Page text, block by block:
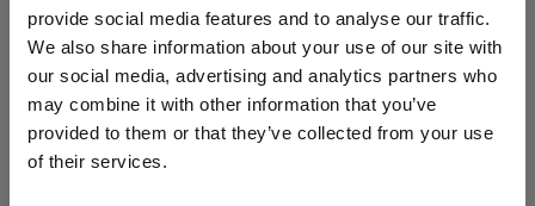
provide social media features and to analyse our traffic.
We also share information about your use of our site with
our social media, advertising and analytics partners who
may combine it with other information that you’ve
provided to them or that they’ve collected from your use
of their services.
Bluetooth（AirX）非対応製品の場合
製品を最大限に活用するために、使用前に My
Profoto で製品登録を行ってください。